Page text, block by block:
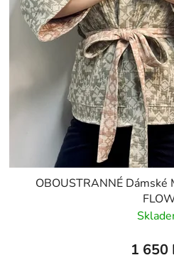
OBOUSTRANNÉ Dámské
1 650